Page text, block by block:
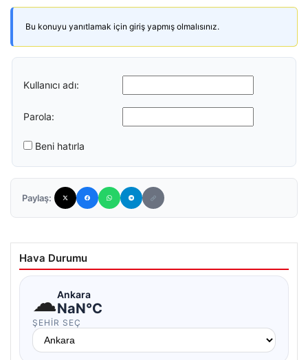
Bu konuyu yanıtlamak için giriş yapmış olmalısınız.
Kullanıcı adı:
Parola:
Beni hatırla
Paylaş:
Hava Durumu
☁Ankara
NaN°C
ŞEHIR SEÇ